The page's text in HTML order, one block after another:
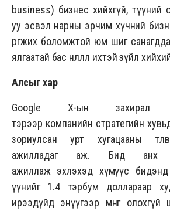
business) бизнес хийхгүй,
уу эсвэл нарны эрчим хүчний
өргөжих боломжтой юм шиг
ялгаатай бас нөлөөлөл ихтэй зүйл
Алсыг хар
Google X-ын захирал
тэрээр компанийн стратегийн
зориулсан урт хугацааны
ажилладаг аж. Бид анх
ажиллаж эхлэхэд хүмүүс
үүнийг 1.4 тэрбум доллараар
ирээдүйд энүүгээр мөнгө